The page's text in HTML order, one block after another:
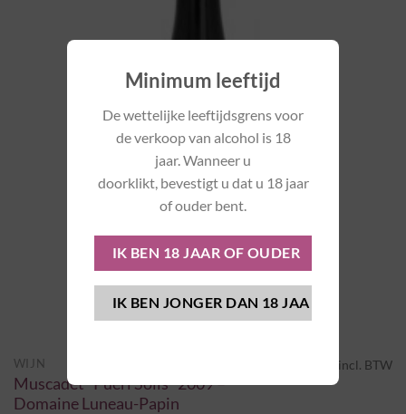
WIJN
Muscadet “Pueri Solis” 2009 –
Domaine Luneau-Papin
incl. BTW
Minimum leeftijd
De wettelijke leeftijdsgrens voor
de verkoop van alcohol is 18
jaar. Wanneer u
doorklikt, bevestigt u dat u 18 jaar
of ouder bent.